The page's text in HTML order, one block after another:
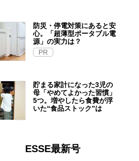
防災・停電対策にあると安
心。「超薄型ポータブル電
源」の実力は？​
PR
貯まる家計になった3児の
母「やめてよかった習慣」
5つ。増やしたら食費が浮
いた“食品ストック”は
ESSE最新号